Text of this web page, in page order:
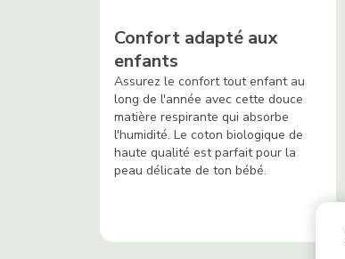
Confort adapté aux
enfants
Assurez le confort tout enfant au
long de l'année avec cette douce
matière respirante qui absorbe
l'humidité. Le coton biologique de
haute qualité est parfait pour la
peau délicate de ton bébé.